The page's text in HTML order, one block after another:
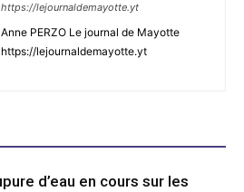
https://lejournaldemayotte.yt
Anne PERZO Le journal de Mayotte
https://lejournaldemayotte.yt
d’eau en cours sur les